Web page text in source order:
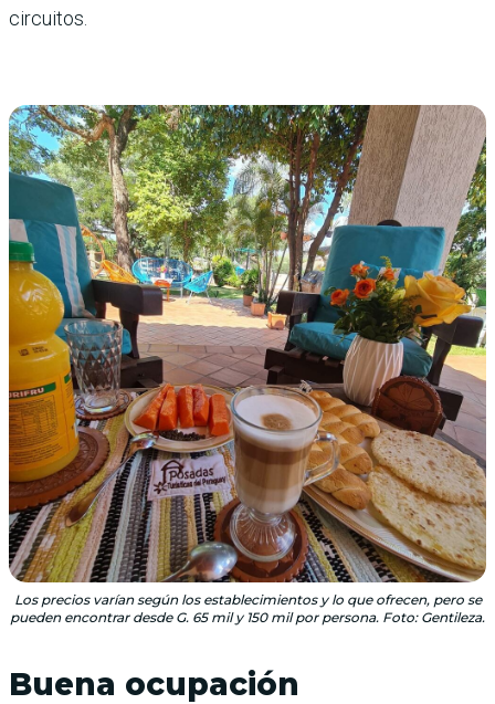
circuitos.
Los precios varían según los establecimientos y lo que ofrecen, pero se
pueden encontrar desde G. 65 mil y 150 mil por persona. Foto: Gentileza.
Buena ocupación